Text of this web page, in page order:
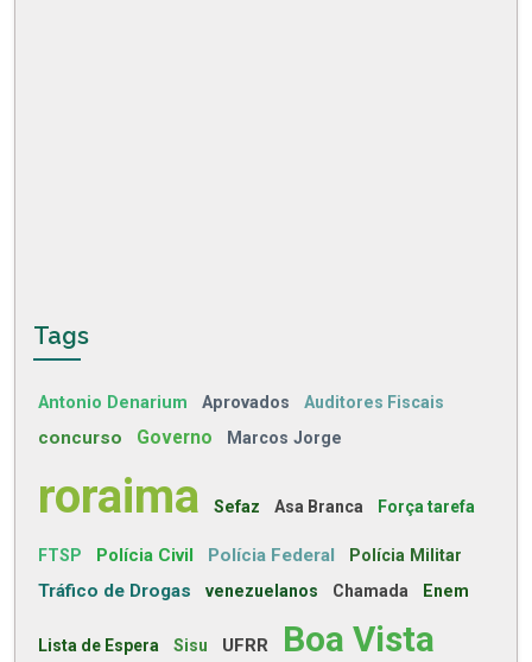
Tags
Antonio Denarium Aprovados Auditores Fiscais
concurso Governo Marcos Jorge
roraima Sefaz Asa Branca Força tarefa
FTSP Polícia Civil Polícia Federal Polícia Militar
Tráfico de Drogas venezuelanos Chamada Enem
Lista de Espera Sisu UFRR Boa Vista